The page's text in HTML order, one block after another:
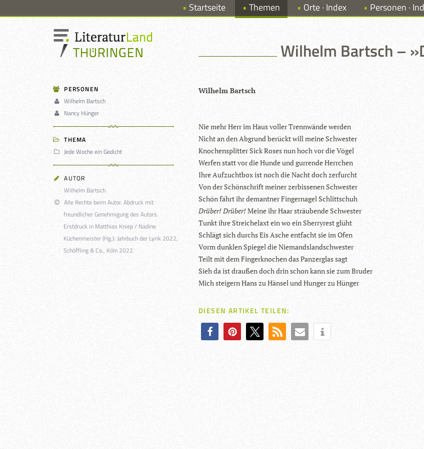
Startseite Themen Orte · Index Personen ·
Wilhelm Bartsch –
PERSONEN
Wilhelm Bartsch
Nancy Hünger
THEMA
Jede Woche ein Gedicht
AUTOR
Wilhelm Bartsch
Alle Rechte beim Autor. Abdruck mit
freundlicher Genehmigung des Autors.
Erstdruck in Matthias Kniep / Nadine
Küchenmeister (Hg.): Jahrbuch der Lyrik 2022,
Schöffling & Co., Köln 2022.
Wil­helm Bartsch
Nie mehr Herr im Haus vol­ler Trenn­wände werden
Nicht an den Abgrund berückt will meine Schwester
Kno­chen­split­ter Sick Roses nun hoch vor die Vögel
Wer­fen statt vor die Hunde und gur­rende Herrchen
Ihre Auf­zucht­box ist noch die Nacht doch zerfurcht
Von der Schön­schrift mei­ner zer­bis­se­nen Schwester
Schön fährt ihr demant­ner Fin­ger­na­gel Schlittschuh
Drü­ber! Drü­ber!Meine ihr Haar sträu­bende Schwester
Tunkt ihre Strei­chelaxt ein wo ein Sher­ry­rest glüht
Schlägt sich durchs Eis Asche ent­facht sie im Ofen
Vorm dunk­len Spie­gel die Niemandslandschwester
Teilt mit dem Fin­ger­kno­chen das Pan­zer­glas sagt
Sieh da ist drau­ßen doch drin schon kann sie zum Bruder
Mich stei­gern Hans zu Hän­sel und Hun­ger zu Hünger
DIESEN ARTIKEL TEILEN: